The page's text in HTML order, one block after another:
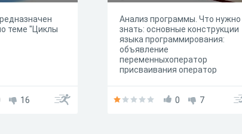
теме "Циклы
16
Анализ программы. Что нужно
знать: основные конструкции
языка программирования:
объявление
переменныхоператор
присваивания оператор
программы уметь выделять
0 7